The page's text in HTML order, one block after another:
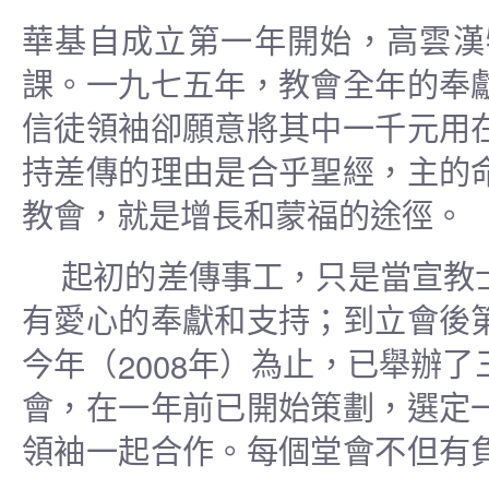
華基自成立第一年開始，高雲
課。一九七五年，教會全年的奉
信徒領袖卻願意將其中一千元用
持差傳的理由是合乎聖經，主的
教會，就是增長和蒙福的途徑。
起初的差傳事工，只是當宣
有愛心的奉獻和支持；到立會後
今年（2008年）為止，已舉辦了
會，在一年前已開始策劃，選定
領袖一起合作。每個堂會不但有